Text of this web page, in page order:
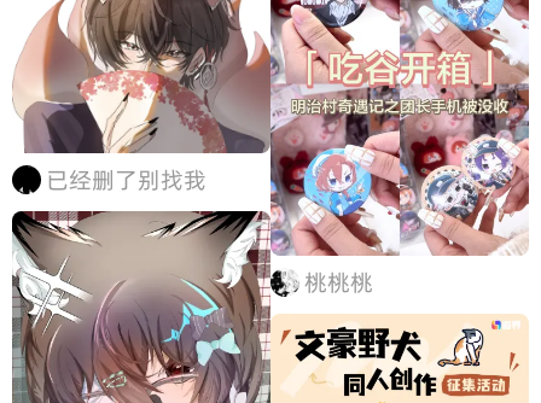
已经删了别找我
桃桃桃